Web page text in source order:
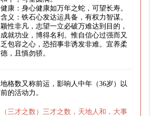
健康：身心健康如万年之蛇，可望长寿。
含义：铁石心发达运具备，有权力智谋。
颖性非凡，志望一立必破万难达到目的，
成就功业，博得名利。惟自信心过强而又
乏包容之心，恐招事非诱发非难。宜养柔
德，且慎勿骄。
地格数又称前运，影响人中年（36岁）以
前的活动力。
（三才之数）三才之数，天地人和，大事